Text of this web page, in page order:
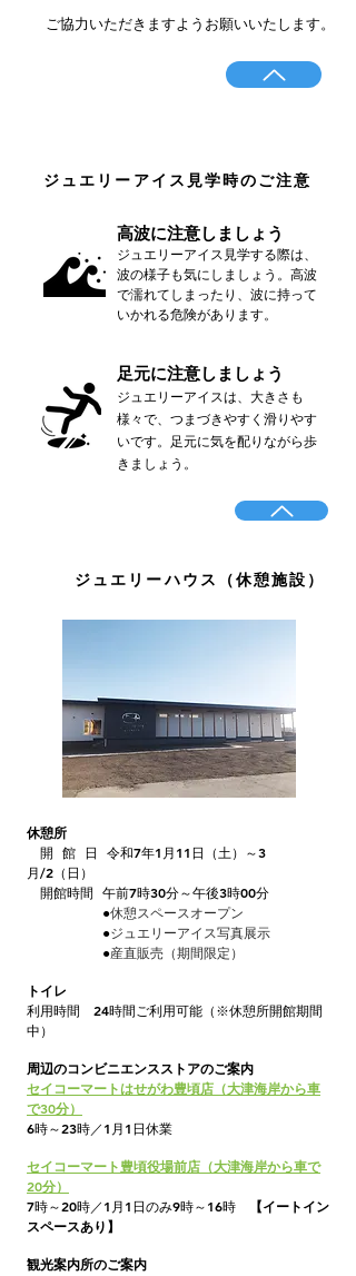
​ご協力いただきますようお願いいたします。
​ジュエリーアイス見学時のご注意
​高波に注意しましょう
​ジュエリーアイス見学する際は、
波の様子も気にしましょう。高波
で濡れてしまったり、波に持って
いかれる危険があります。
​足元に注意しましょう
​ジュエリーアイスは、大きさも
様々で、つまづきやすく滑りやす
いです。足元に気を配りながら歩
きましょう。
​ジュエリーハウス（休憩施設）
休憩所
​ 開 館 日 令和7年1月11日（土）～3
月/2（日）
開館時間 午前7時30分～午後3時00分
●休憩スペースオープン
●ジュエリーアイス写真展示
●産直販売（期間限定）
トイレ
利用時間 24時間ご利用可能（※休憩所開館期間
中）
周辺のコンビニエンスストアのご案内
セイコーマートはせがわ豊頃店（大津海岸から車
で30分）
6時～23時／1月1日休業
セイコーマート豊頃役場前店（大津海岸から車で
20分）
​7時～20時／1月1日のみ9時～16時
【イートイン
スペースあり】
観光案内所のご案内